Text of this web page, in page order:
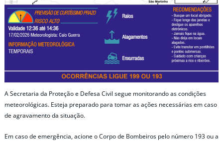
A Secretaria da Proteção e Defesa Civil segue monitorando as condições
meteorológicas. Esteja preparado para tomar as ações necessárias em caso
de agravamento da situação.
Em caso de emergência, acione o Corpo de Bombeiros pelo número 193 ou a